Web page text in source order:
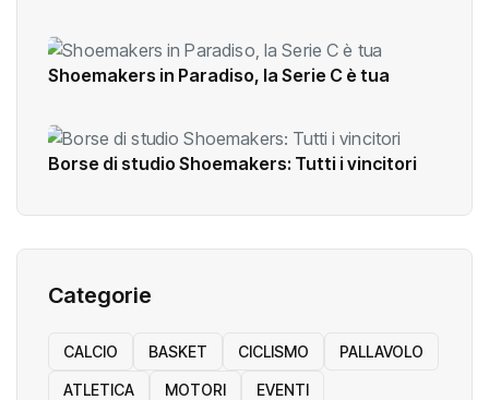
Shoemakers in Paradiso, la Serie C è tua
Borse di studio Shoemakers: Tutti i vincitori
Categorie
CALCIO BASKET CICLISMO PALLAVOLO
ATLETICA MOTORI EVENTI